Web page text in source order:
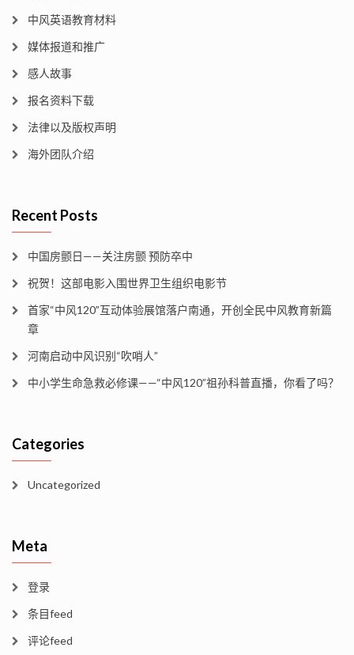
中风英语教育材料
媒体报道和推广
感人故事
报名资料下载
法律以及版权声明
海外团队介绍
Recent Posts
中国房颤日——关注房颤 预防卒中
祝贺！这部电影入围世界卫生组织电影节
首家“中风120”互动体验展馆落户南通，开创全民中风教育新篇
章
河南启动中风识别“吹哨人”
中小学生命急救必修课——“中风120”祖孙科普直播，你看了吗？
Categories
Uncategorized
Meta
登录
条目feed
评论feed